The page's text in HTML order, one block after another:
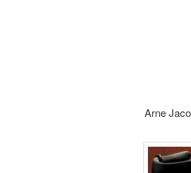
Arne